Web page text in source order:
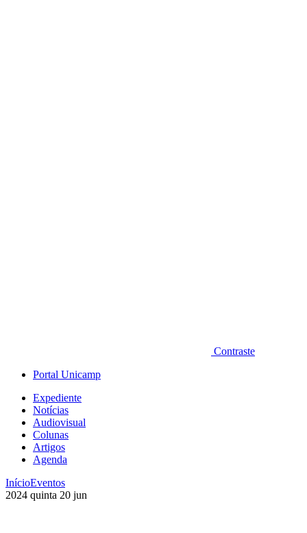
Contraste
Portal Unicamp
Expediente
Notícias
Audiovisual
Colunas
Artigos
Agenda
InícioEventos
2024 quinta 20 jun